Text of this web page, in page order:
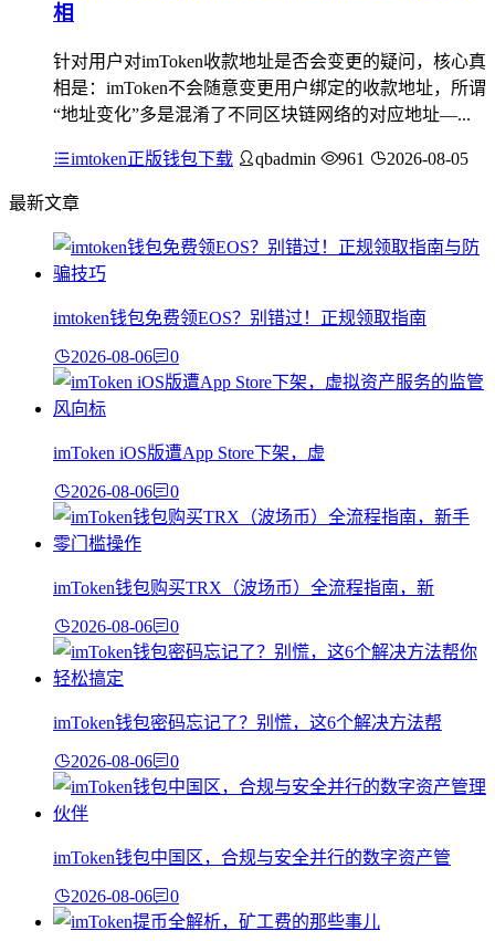
相
针对用户对imToken收款地址是否会变更的疑问，核心真
相是：imToken不会随意变更用户绑定的收款地址，所谓
“地址变化”多是混淆了不同区块链网络的对应地址—...
imtoken正版钱包下载 qbadmin 961 2026-08-05
最新文章
imtoken钱包免费领EOS？别错过！正规领取指南
2026-08-06 0
imToken iOS版遭App Store下架，虚
2026-08-06 0
imToken钱包购买TRX（波场币）全流程指南，新
2026-08-06 0
imToken钱包密码忘记了？别慌，这6个解决方法帮
2026-08-06 0
imToken钱包中国区，合规与安全并行的数字资产管
2026-08-06 0